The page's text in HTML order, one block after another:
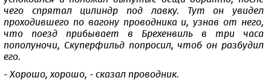
чего спрятал цилиндр под лавку. Тут он увидел
проходившего по вагону проводника и, узнав от него,
что поезд прибывает в Брехенвиль в три часа
пополуночи, Скуперфильд попросил, чтоб он разбудил
его.
- Хорошо, хорошо, - сказал проводник.